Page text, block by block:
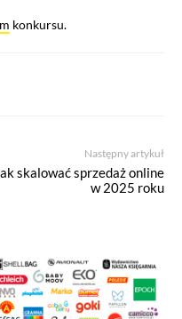
konkursu.
Następny artykuł
skalować sprzedaż online
w 2025 roku